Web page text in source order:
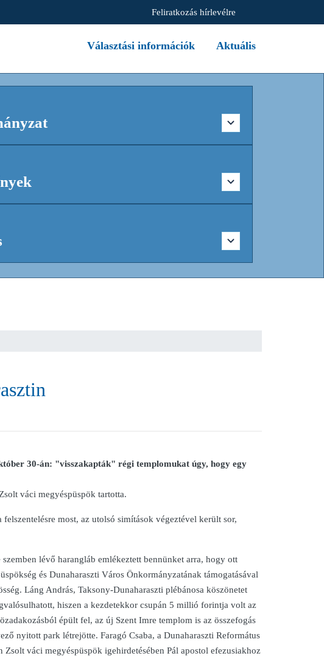
Feliratkozás hírlevélre
Választási információk Aktuális
30-án: "visszakapták" régi templomukat úgy, hogy egy
váci megyéspüspök tartotta.
most, az utolsó simítások végeztével került sor,
lévő harangláb emlékeztett bennünket arra, hogy ott
és Dunaharaszti Város Önkormányzatának támogatásával
Láng András, Taksony-Dunaharaszti plébánosa köszönetet
hiszen a kezdetekkor csupán 5 millió forintja volt az
épült fel, az új Szent Imre templom is az összefogás
nyitott park létrejötte. Faragó Csaba, a Dunaharaszti Református
váci megyéspüspök igehirdetésében Pál apostol efezusiakhoz